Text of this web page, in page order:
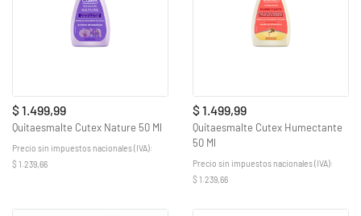
$ 1.499,99
Quitaesmalte Cutex Nature 50 Ml
Precio sin impuestos nacionales (IVA):
$ 1.239,66
$ 1.499,99
Quitaesmalte Cutex Humectante
50 Ml
Precio sin impuestos nacionales (IVA):
$ 1.239,66